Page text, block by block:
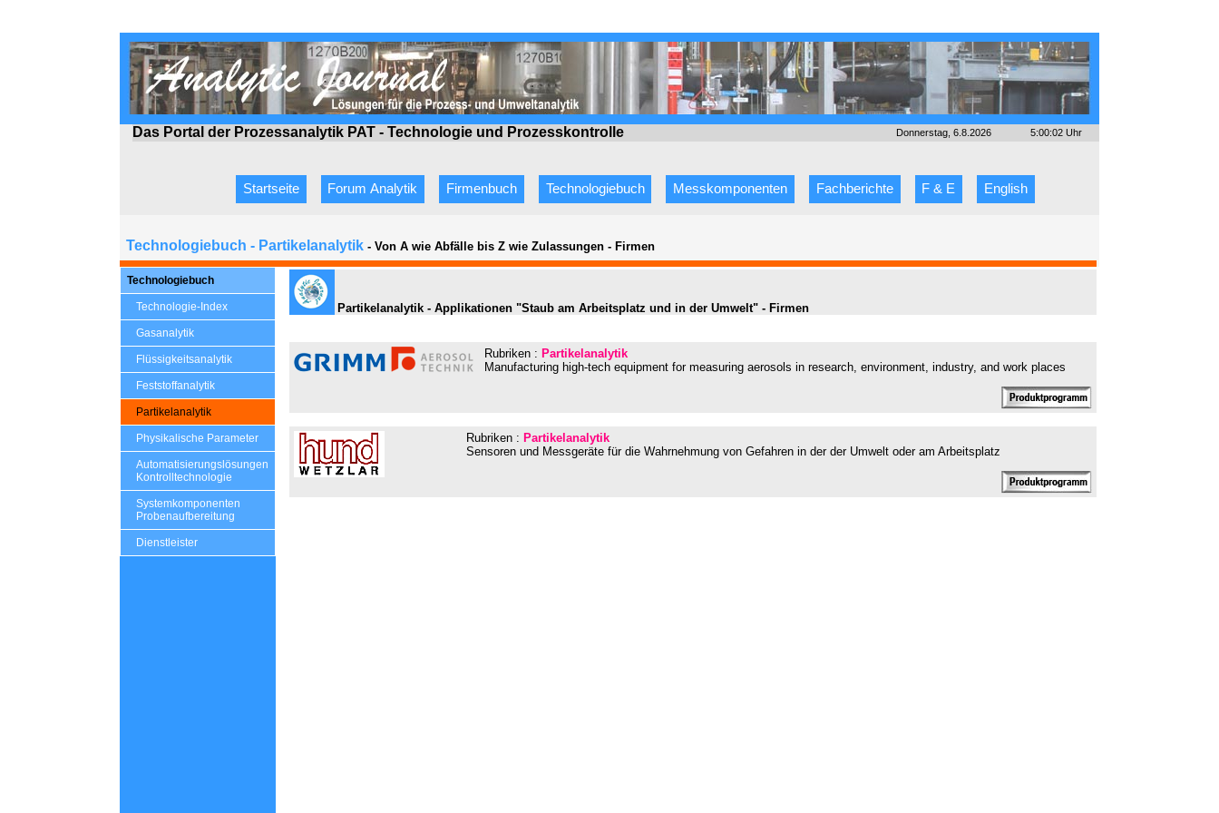
Das Portal der Prozessanalytik PAT - Technologie und Prozesskontrolle Donnerstag, 6.8.2026 5:00:02 Uhr
Startseite Forum Analytik Firmenbuch Technologiebuch Messkomponenten Fachberichte F & E English
Technologiebuch - Partikelanalytik - Von A wie Abfälle bis Z wie Zulassungen - Firmen
Technologiebuch
Technologie-Index
Gasanalytik
Flüssigkeitsanalytik
Feststoffanalytik
Partikelanalytik
Physikalische Parameter
Automatisierungslösungen
Kontrolltechnologie
Systemkomponenten
Probenaufbereitung
Dienstleister
Partikelanalytik - Applikationen "Staub am Arbeitsplatz und in der Umwelt" - Firmen
Rubriken : Partikelanalytik
Manufacturing high-tech equipment for measuring aerosols in research, environment, industry, and work places
Rubriken : Partikelanalytik
Sensoren und Messgeräte für die Wahrnehmung von Gefahren in der der Umwelt oder am Arbeitsplatz